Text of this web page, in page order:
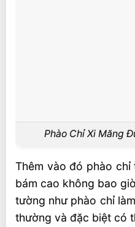
Phào Chỉ Xi Măng
Thêm vào đó phào
bám cao không bao
tường như phào chỉ
thường và đặc biệt có